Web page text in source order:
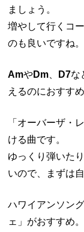
ましょう。
増やして行くコ
のも良いですね。
AmやDm D7な
えるのにおすす
「オーバーザ・
ける曲です。
ゆっくり弾いた
いので、まずは
ハワイアンソン
ェ」がおすすめ。